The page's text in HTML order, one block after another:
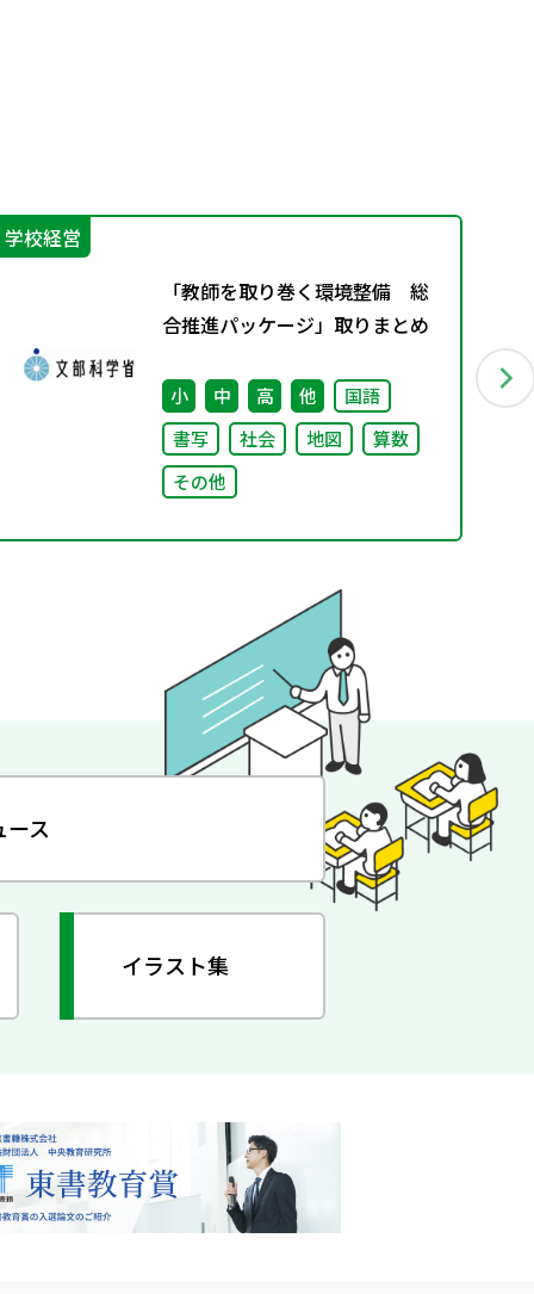
学校経営
「教師を取り巻く環境整備 総
合推進パッケージ」取りまとめ
小 中 高 他
国語
書写
社会 地図
算数
その他
ース
イラスト集